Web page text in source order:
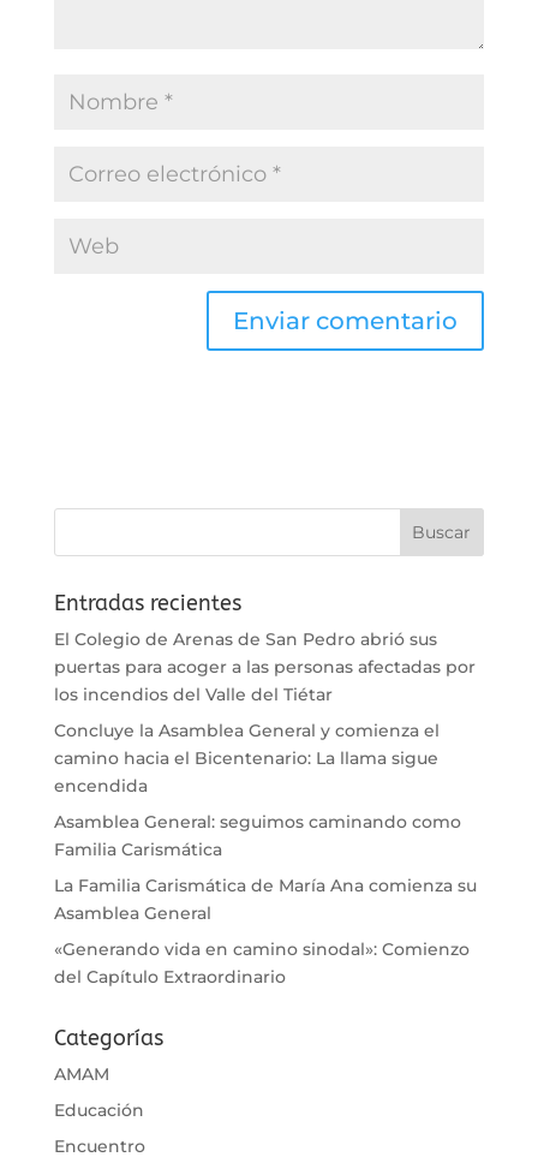
Entradas recientes
El Colegio de Arenas de San Pedro abrió sus
puertas para acoger a las personas afectadas por
los incendios del Valle del Tiétar
Concluye la Asamblea General y comienza el
camino hacia el Bicentenario: La llama sigue
encendida
Asamblea General: seguimos caminando como
Familia Carismática
La Familia Carismática de María Ana comienza su
Asamblea General
«Generando vida en camino sinodal»: Comienzo
del Capítulo Extraordinario
Categorías
AMAM
Educación
Encuentro